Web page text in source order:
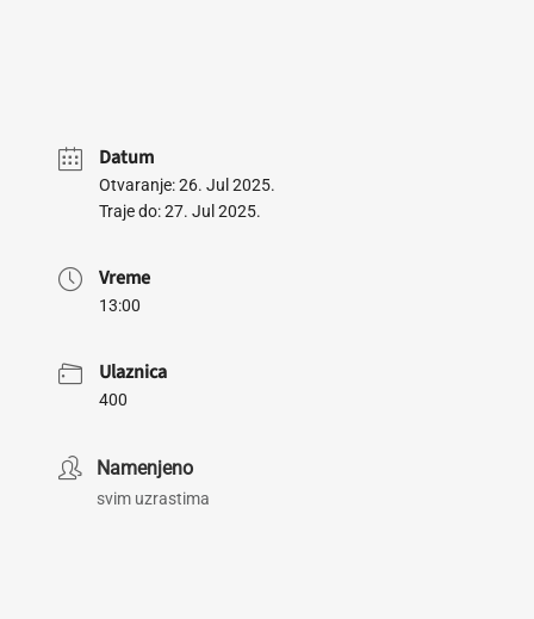
Datum
Otvaranje: 26. Jul 2025.
Traje do: 27. Jul 2025.
Vreme
13:00
Ulaznica
400
Namenjeno
svim uzrastima